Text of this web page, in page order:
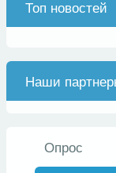
Топ новостей
Наши
Опрос